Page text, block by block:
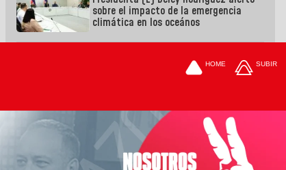
sobre el impacto de la emergencia
climática en los oceános
HOME SUBIR